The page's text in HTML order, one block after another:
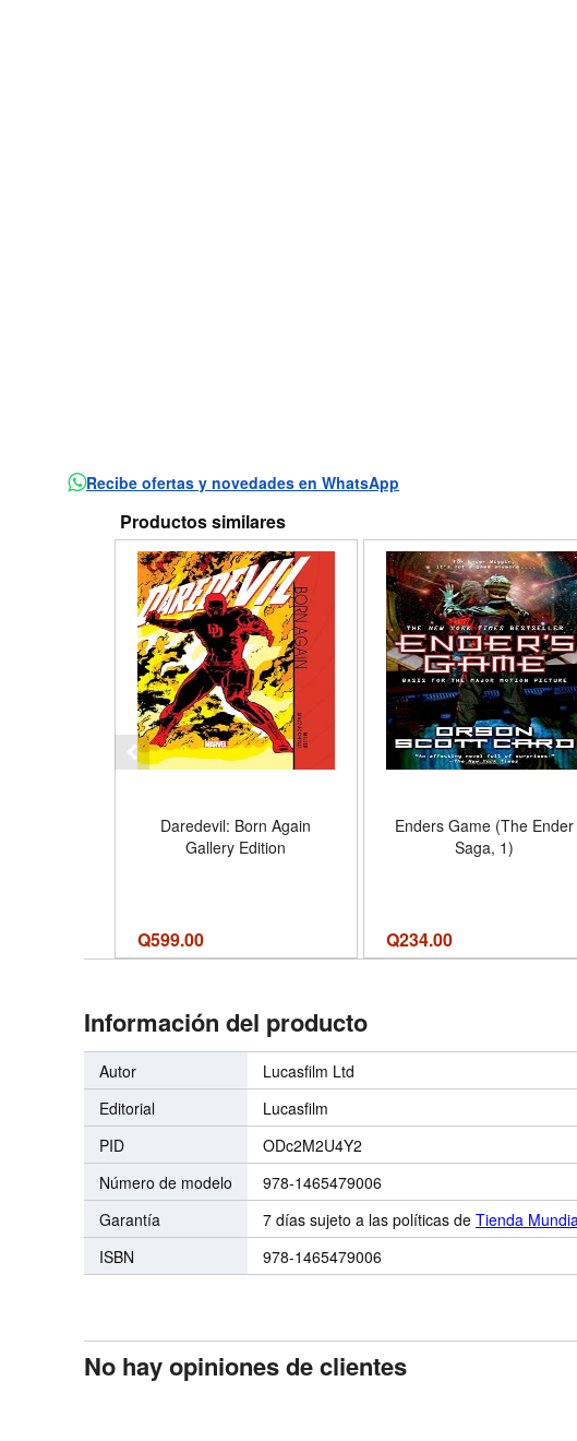
Recibe ofertas y novedades en WhatsApp
Productos similares
Daredevil: Born Again
Gallery Edition
Q599.00
Enders Game (The Ender
Saga, 1)
Q234.00
Información del producto
Autor
Lucasfilm Ltd
Editorial
Lucasfilm
PID
ODc2M2U4Y2
Número de modelo
978-1465479006
Garantía
7 días sujeto a las políticas deTienda
ISBN
978-1465479006
No hay opiniones de clientes